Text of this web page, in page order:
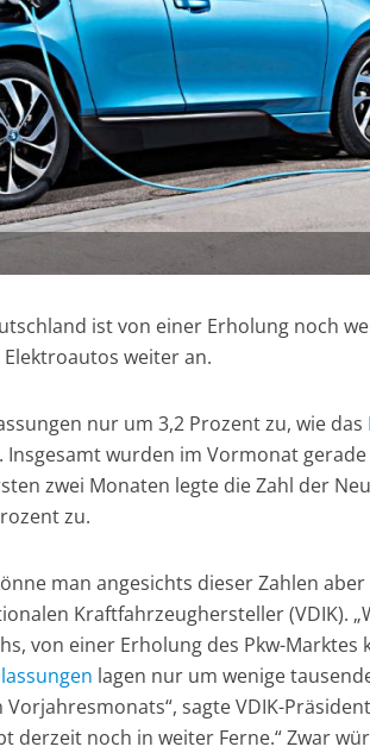
ist von einer Erholung noch
weiter an.
nur um 3,2 Prozent zu, wie das
wurden im Vormonat gerade
zwei Monaten legte die Zahl der
zu.
man angesichts dieser Zahlen
Kraftfahrzeughersteller (VDIK).
von einer Erholung des Pkw-
lagen nur um wenige
sagte VDIK-
derzeit noch in weiter Ferne.“ Zwar